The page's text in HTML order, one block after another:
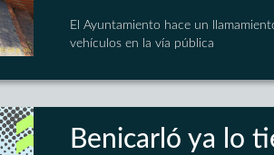
El Ayuntamiento hace un
vehículos en la vía pública
Benicarló ya lo